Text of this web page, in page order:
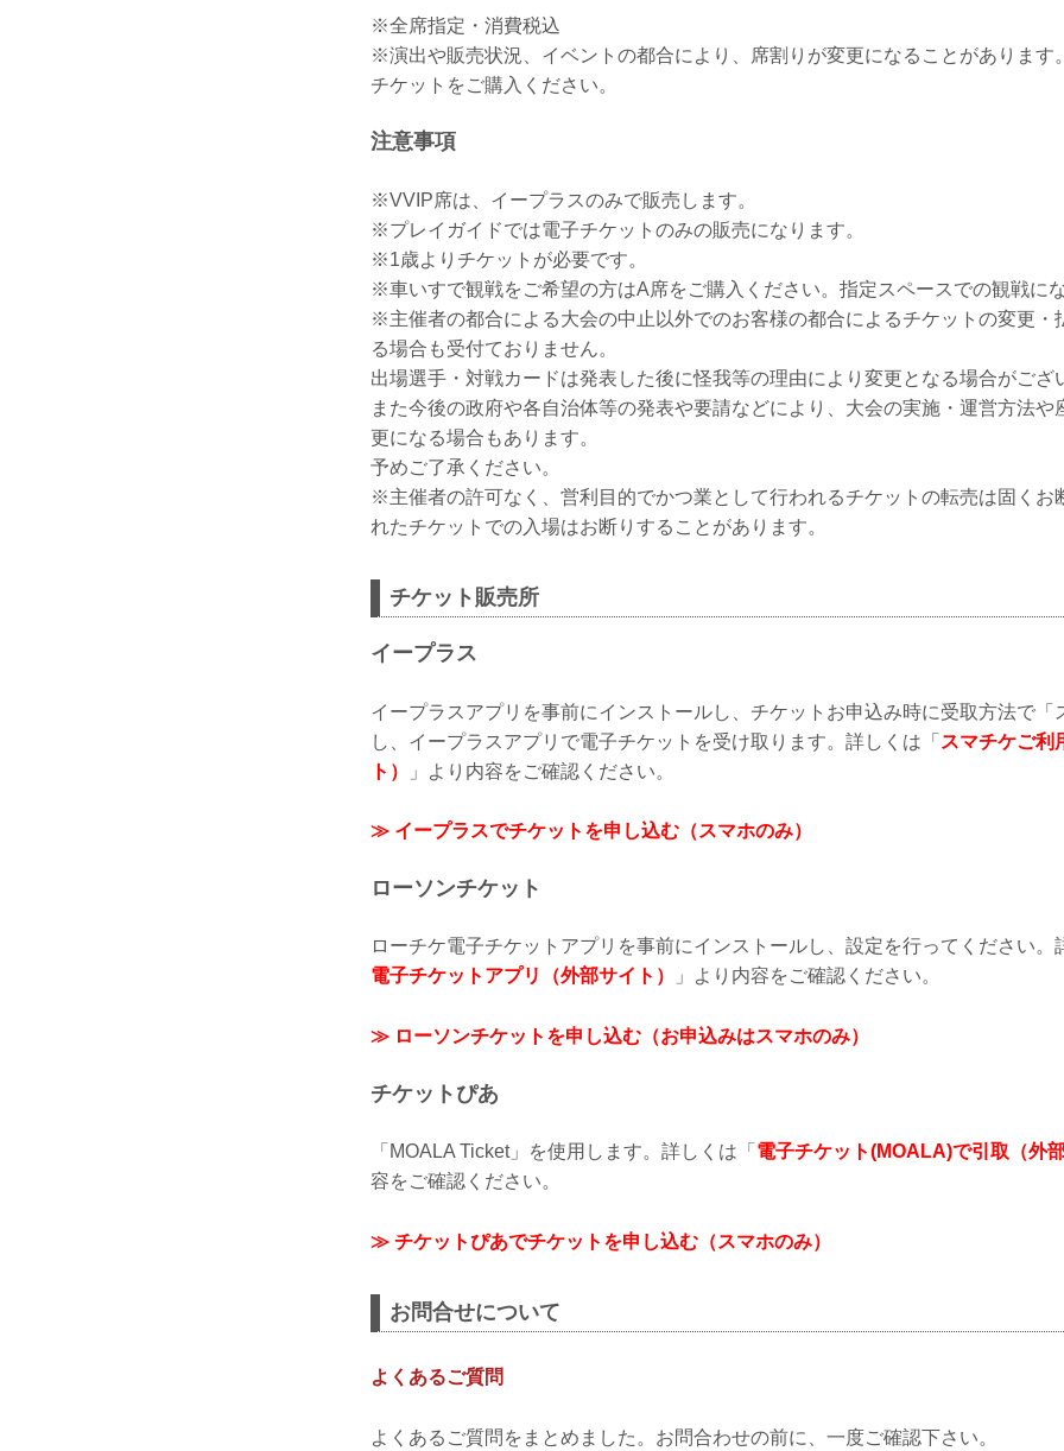
※全席指定・消費税込
※演出や販売状況、イベントの都合により、席割りが変更になることがあります
チケットをご購入ください。
注意事項
※VVIP席は、イープラスのみで販売します。
※プレイガイドでは電子チケットのみの販売になります。
※1歳よりチケットが必要です。
※車いすで観戦をご希望の方はA席をご購入ください。指定スペースでの観戦に
※主催者の都合による大会の中止以外でのお客様の都合によるチケットの変更・
る場合も受付ておりません。
出場選手・対戦カードは発表した後に怪我等の理由により変更となる場合がござ
また今後の政府や各自治体等の発表や要請などにより、大会の実施・運営方法や
更になる場合もあります。
予めご了承ください。
※主催者の許可なく、営利目的でかつ業として行われるチケットの転売は固くお
れたチケットでの入場はお断りすることがあります。
チケット販売所
イープラス
イープラスアプリを事前にインストールし、チケットお申込み時に受取方法で「
し、イープラスアプリで電子チケットを受け取ります。詳しくは「 スマチケご利
ト）
」より内容をご確認ください。
≫ イープラスでチケットを申し込む（スマホのみ）
ローソンチケット
ローチケ電子チケットアプリを事前にインストールし、設定を行ってください。
電子チケットアプリ（外部サイト）
」より内容をご確認ください。
≫ ローソンチケットを申し込む（お申込みはスマホのみ）
チケットぴあ
「MOALA Ticket」を使用します。詳しくは「 電子チケット(MOALA)で引取（外
容をご確認ください。
≫ チケットぴあでチケットを申し込む（スマホのみ）
お問合せについて
よくあるご質問
よくあるご質問をまとめました。お問合わせの前に、一度ご確認下さい。